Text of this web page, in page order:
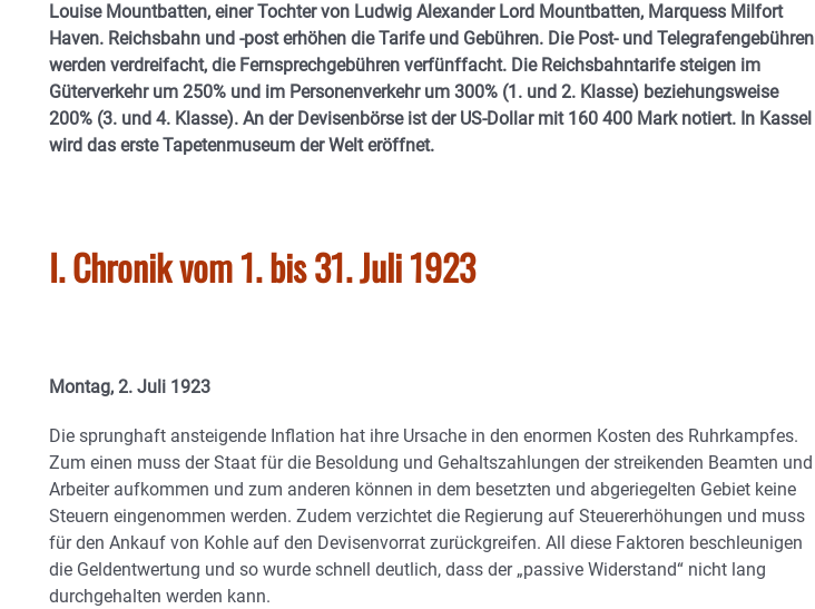
Louise Mountbatten, einer Tochter von Ludwig Alexander Lord Mountbatten, Marquess Milfort
Haven. Reichsbahn und -post erhöhen die Tarife und Gebühren. Die Post- und Telegrafengebühren
werden verdreifacht, die Fernsprechgebühren verfünffacht. Die Reichsbahntarife steigen im
Güterverkehr um 250% und im Personenverkehr um 300% (1. und 2. Klasse) beziehungsweise
200% (3. und 4. Klasse). An der Devisenbörse ist der US-Dollar mit 160 400 Mark notiert. In Kassel
wird das erste Tapetenmuseum der Welt eröffnet.
I. Chronik vom 1. bis 31. Juli 1923
Montag, 2. Juli 1923
Die sprunghaft ansteigende Inflation hat ihre Ursache in den enormen Kosten des Ruhrkampfes.
Zum einen muss der Staat für die Besoldung und Gehaltszahlungen der streikenden Beamten und
Arbeiter aufkommen und zum anderen können in dem besetzten und abgeriegelten Gebiet keine
Steuern eingenommen werden. Zudem verzichtet die Regierung auf Steuererhöhungen und muss
für den Ankauf von Kohle auf den Devisenvorrat zurückgreifen. All diese Faktoren beschleunigen
die Geldentwertung und so wurde schnell deutlich, dass der „passive Widerstand“ nicht lang
durchgehalten werden kann.